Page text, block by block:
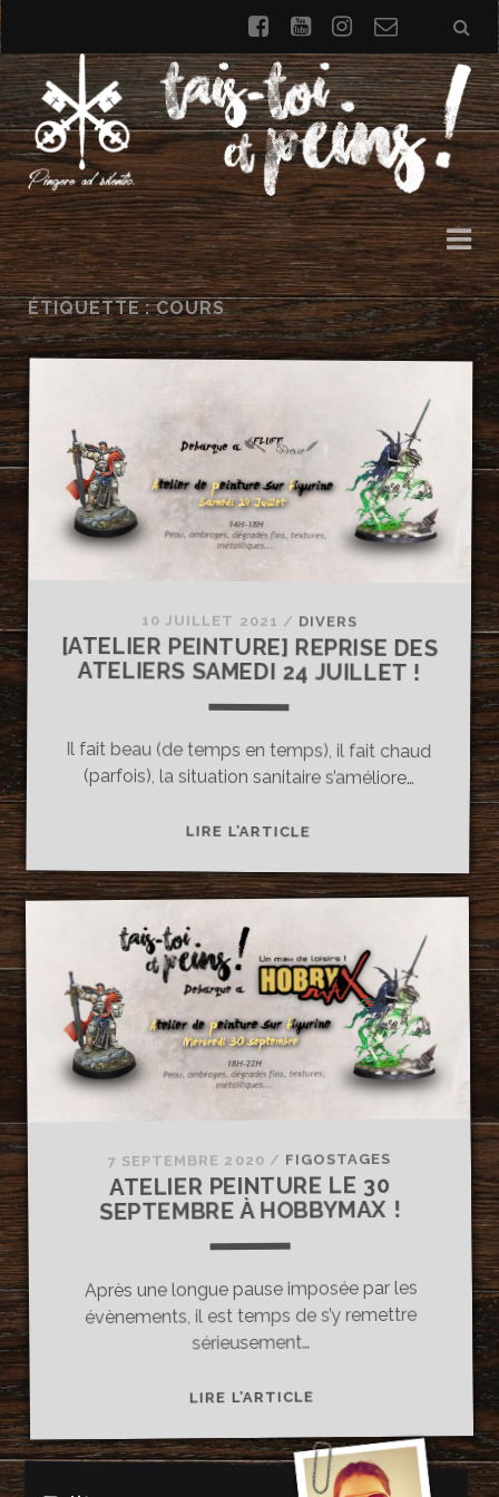
facebookyoutubeinstagram
de
contact
ÉTIQUETTE : COURS
10 JUILLET 2021 / DIVERS
[ATELIER PEINTURE] REPRISE DES
ATELIERS SAMEDI 24 JUILLET !
Il fait beau (de temps en temps), il fait chaud
(parfois), la situation sanitaire s’améliore…
LIRE L’ARTICLE[ATELIER
REPRISE
SAMEDI
24
JUILLET
7 SEPTEMBRE 2020 / FIGOSTAGES
ATELIER PEINTURE LE 30
SEPTEMBRE À HOBBYMAX !
Après une longue pause imposée par les
évènements, il est temps de s’y remettre
sérieusement…
LIRE L’ARTICLEATELIER
LE
30